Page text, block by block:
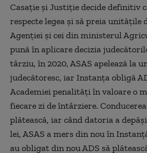
Casație și Justiție decide definitiv
respecte legea și să preia unitățile
Agenției și cei din ministerul
pună în aplicare decizia
târziu, în 2020, ASAS apelează la
judecătoresc, iar Instanța obligă
Academiei penalități în valoare o
fiecare zi de întârziere.
plătească, iar când datoria a
lei, ASAS a mers din nou în
au obligat din nou ADS să